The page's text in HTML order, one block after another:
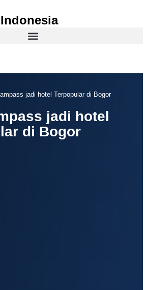
jadi hotel Terpopular di Bogor
jadi hotel
di Bogor